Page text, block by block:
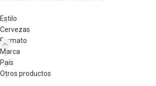
Estilo
Cervezas
Formato
Marca
País
Otros productos